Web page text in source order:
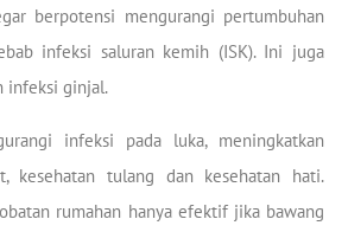
berpotensi mengurangi pertumbuhan
infeksi saluran kemih (ISK). Ini juga
infeksi ginjal.
infeksi pada luka, meningkatkan
kesehatan tulang dan kesehatan hati.
rumahan hanya efektif jika bawang